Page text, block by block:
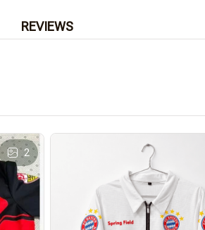
REVIEWS
2